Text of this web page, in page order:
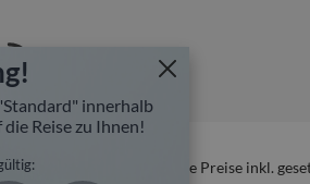
innerhalb
Reise zu Ihnen!
* Alle Preise inkl.